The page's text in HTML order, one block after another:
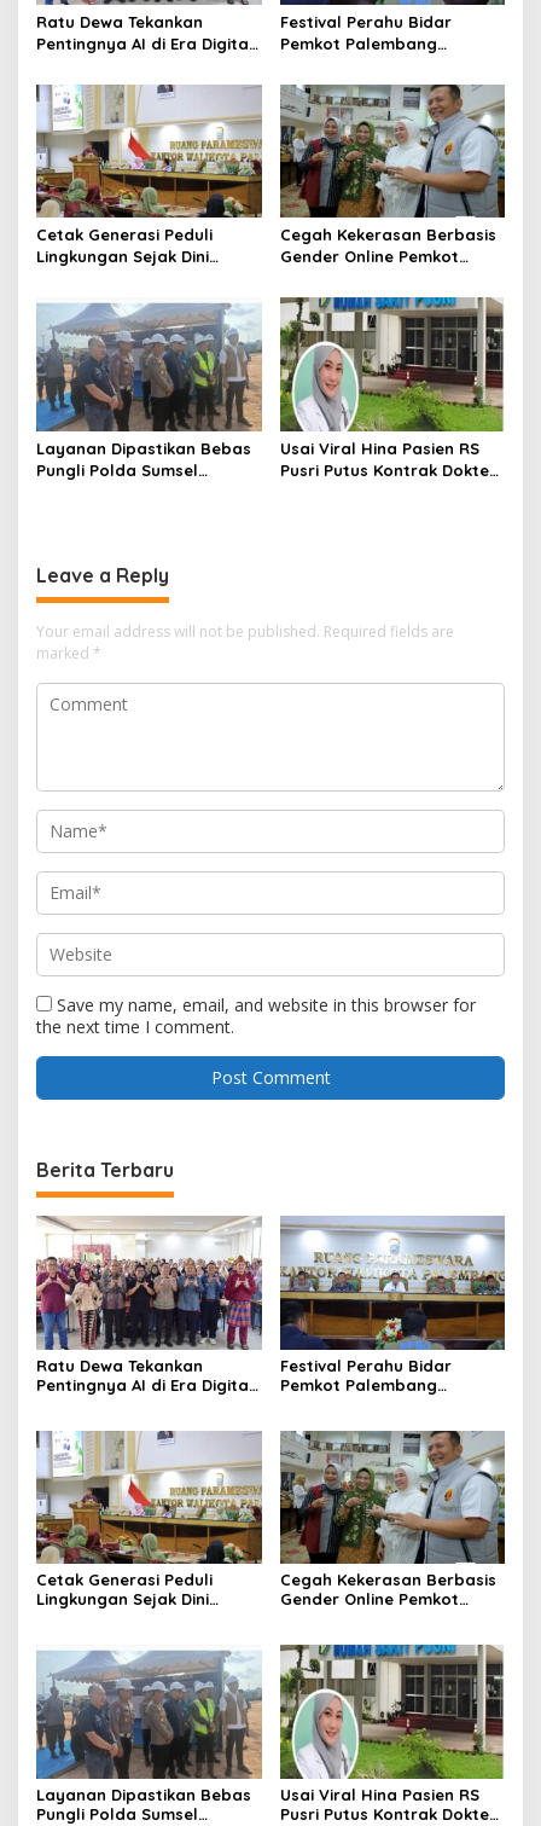
Ratu Dewa Tekankan
Pentingnya AI di Era Digital,
Festival Perahu Bidar
Pemkot Palembang
Cetak Generasi Peduli
Lingkungan Sejak Dini
Program Perkuat Adiwiyata
Cegah Kekerasan Berbasis
Gender Online Pemkot
Digital Perempuan
Layanan Dipastikan Bebas
Pungli Polda Sumsel
Usai Viral Hina Pasien RS
Pusri Putus Kontrak Dokter
Leave a Reply
Your email address will not be published. Required fields are
marked *
Save my name, email, and website in this browser for
the next time I comment.
Berita Terbaru
Ratu Dewa Tekankan
Pentingnya AI di Era Digital,
Festival Perahu Bidar
Pemkot Palembang
Cetak Generasi Peduli
Lingkungan Sejak Dini
Cegah Kekerasan Berbasis
Gender Online Pemkot
Layanan Dipastikan Bebas
Pungli Polda Sumsel
Usai Viral Hina Pasien RS
Pusri Putus Kontrak Dokter